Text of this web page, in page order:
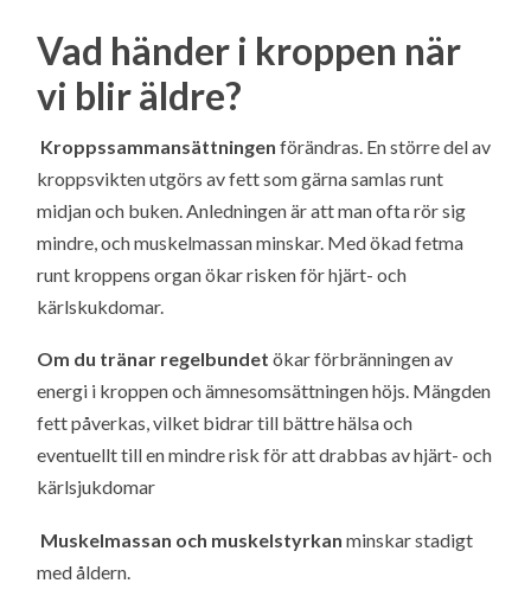
Vad händer i kroppen när
vi blir äldre?
Kroppssammansättningen förändras. En större del av
kroppsvikten utgörs av fett som gärna samlas runt
midjan och buken. Anledningen är att man ofta rör sig
mindre, och muskelmassan minskar. Med ökad fetma
runt kroppens organ ökar risken för hjärt- och
kärlskukdomar.
Om du tränar regelbundetökar förbränningen av
energi i kroppen och ämnesomsättningen höjs. Mängden
fett påverkas, vilket bidrar till bättre hälsa och
eventuellt till en mindre risk för att drabbas av hjärt- och
kärlsjukdomar
Muskelmassan och muskelstyrkanminskar stadigt
med åldern.